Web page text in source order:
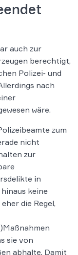
auch zur
berechtigt,
Polizei- und
nach
wäre.
zum
nicht
zur
in
keine
die Regel,
sie von
abhalte. Damit